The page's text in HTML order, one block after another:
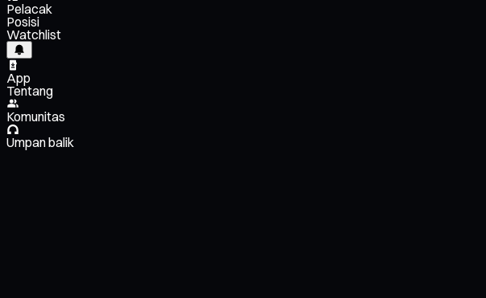
Pelacak
Posisi
Watchlist
App
Tentang
Komunitas
Umpan balik